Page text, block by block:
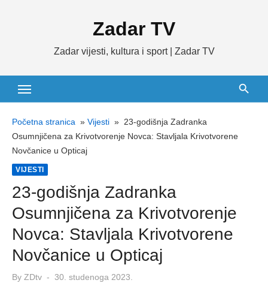
Zadar TV
Zadar vijesti, kultura i sport | Zadar TV
Početna stranica » Vijesti » 23-godišnja Zadranka
Osumnjičena za Krivotvorenje Novca: Stavljala Krivotvorene
Novčanice u Opticaj
VIJESTI
23-godišnja Zadranka
Osumnjičena za Krivotvorenje
Novca: Stavljala Krivotvorene
Novčanice u Opticaj
By ZDtv
Posted
30. studenoga 2023.